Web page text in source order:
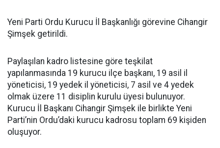
Yeni Parti Ordu Kurucu İl Başkanlığı görevine Cihangir
Şimşek getirildi.
Paylaşılan kadro listesine göre teşkilat
yapılanmasında 19 kurucu ilçe başkanı, 19 asil il
yöneticisi, 19 yedek il yöneticisi, 7 asil ve 4 yedek
olmak üzere 11 disiplin kurulu üyesi bulunuyor.
Kurucu İl Başkanı Cihangir Şimşek ile birlikte Yeni
Parti’nin Ordu’daki kurucu kadrosu toplam 69 kişiden
oluşuyor.